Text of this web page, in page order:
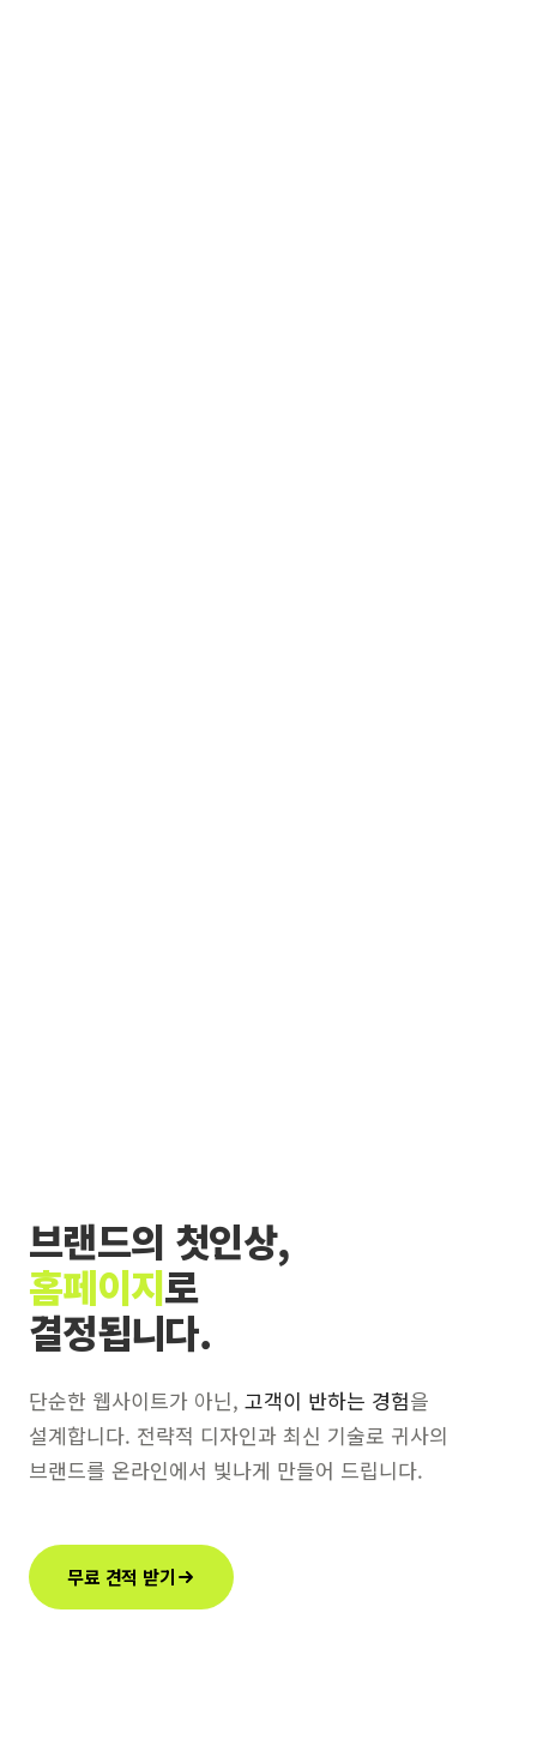
브랜드의 첫인상,
홈페이지로
결정됩니다.
단순한 웹사이트가 아닌, 고객이 반하는 경험을
설계합니다. 전략적 디자인과 최신 기술로 귀사의
브랜드를 온라인에서 빛나게 만들어 드립니다.
무료 견적 받기